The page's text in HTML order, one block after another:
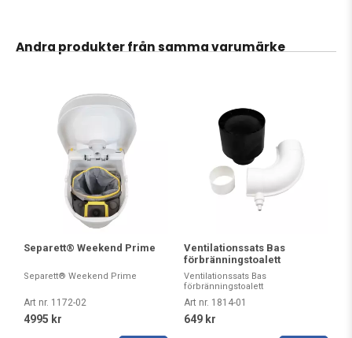
Andra produkter från samma varumärke
Separett® Weekend Prime
Separett® Weekend Prime
Art nr. 1172-02
4995 kr
Ventilationssats Bas
förbränningstoalett
Ventilationssats Bas
förbränningstoalett
Art nr. 1814-01
649 kr